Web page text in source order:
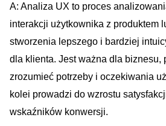
A: Analiza UX to proces
interakcji użytkownika z produktem
stworzenia lepszego i bardziej
dla klienta. Jest ⁤ważna dla biznesu,
‌zrozumieć ‌potrzeby i oczekiwania
kolei prowadzi do wzrostu
wskaźników konwersji.